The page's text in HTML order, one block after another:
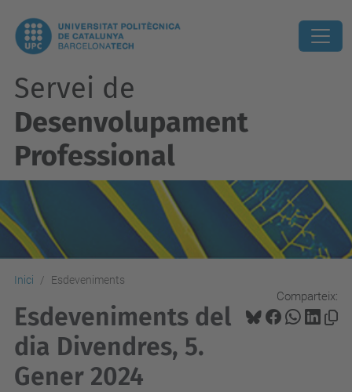
Servei de
Desenvolupament
Professional
Inici Esdeveniments
Comparteix:
Esdeveniments del
dia Divendres, 5.
Gener 2024